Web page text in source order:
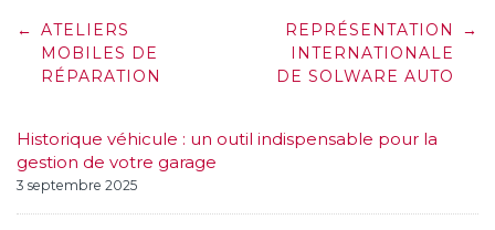
Post
navigation
← ATELIERS
MOBILES DE
RÉPARATION
REPRÉSENTATION
INTERNATIONALE
DE SOLWARE AUTO
→
Historique véhicule : un outil indispensable pour la
gestion de votre garage
3 septembre 2025